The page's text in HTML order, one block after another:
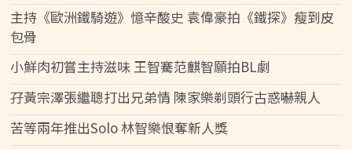
主持《歐洲鐵騎遊》憶辛酸史 袁偉豪拍《鐵探》瘦到皮
包骨
小鮮肉初嘗主持滋味 王智騫范麒智願拍BL劇
孖黃宗澤張繼聰打出兄弟情 陳家樂剃頭行古惑嚇親人
苦等兩年推出Solo 林智樂恨奪新人獎